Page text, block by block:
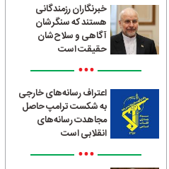
خبرنگاران رزمندگانی
هستند که سنگرشان
آگاهی و سلاح‌شان
حقیقت است
•••
اعتراف رسانه‌های خارجی
به شکست ترامپ حاصل
مجاهدت رسانه‌های
انقلابی است
•••